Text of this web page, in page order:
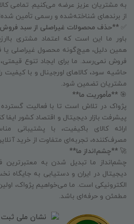
به مشتریان عزیز عرضه می‌کنیم. تمامی
از برندهای شناخته‌شده و رسمی تأمین
✅ **حذف محصولات غیراصلی از سبد
باور ما این است که اعتماد مشتری
همین دلیل، هیچ‌گونه محصول غیراصلی یا
فروش نمی‌رسد. ما برای ایجاد تنوع
حاشیه سود، کالاهای اورجینال و با کیفیت
مشتریان تضمین شود.
🎯 **مأموریت ما**
پژواک در تلاش است تا با فعالیت
پیشرفت بازار دیجیتال و اقتصاد کشور ایفا
ارائه کالای باکیفیت، با پشتیبانی
مصرف‌کننده، تجربه‌ای متفاوت از خرید
🚀 **چشم‌انداز ما**
چشم‌انداز ما تبدیل شدن به معتبرترین
دیجیتال در ایران و دستیابی به جایگاه
الکترونیکی است. ما می‌خواهیم پژواک،
مطمئن و حرفه‌ای باشد.